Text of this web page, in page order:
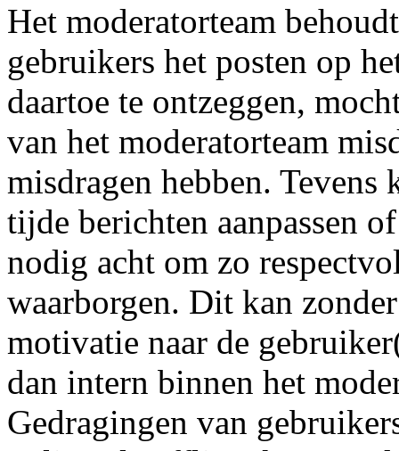
Het moderatorteam
gebruikers het posten op
daartoe te ontzeggen,
van het moderatorteam
misdragen hebben. Tevens
tijde berichten aanpassen
nodig acht om zo
waarborgen. Dit kan
motivatie naar de
dan intern binnen het
Gedragingen van